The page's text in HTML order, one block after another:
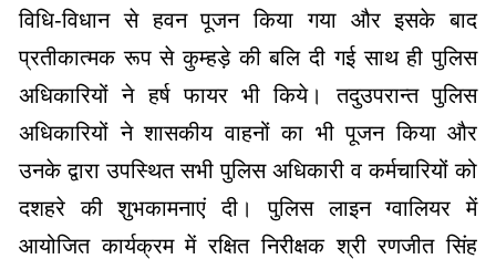
विधि-विधान से हवन पूजन किया गया और इसके बाद
प्रतीकात्मक रूप से कुम्हड़े की बलि दी गई साथ ही पुलिस
अधिकारियों ने हर्ष फायर भी किये। तदुउपरान्त पुलिस
अधिकारियों ने शासकीय वाहनों का भी पूजन किया और
उनके द्वारा उपस्थित सभी पुलिस अधिकारी व कर्मचारियों को
दशहरे की शुभकामनाएं दी। पुलिस लाइन ग्वालियर में
आयोजित कार्यक्रम में रक्षित निरीक्षक श्री रणजीत सिंह